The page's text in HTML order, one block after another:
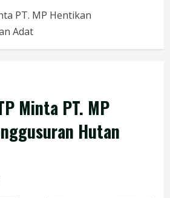
PT. MP Hentikan
Adat
Minta PT. MP
Hutan